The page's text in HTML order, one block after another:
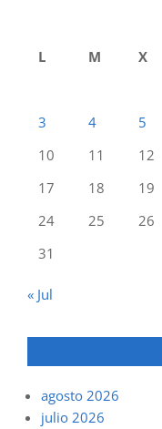
L
M X
3
4 5
10
11 12
17
18 19
24
25 26
31
« Jul
agosto 2026
julio 2026